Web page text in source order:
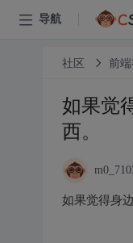
导航
社区 前
如果觉
西。
如果觉得身